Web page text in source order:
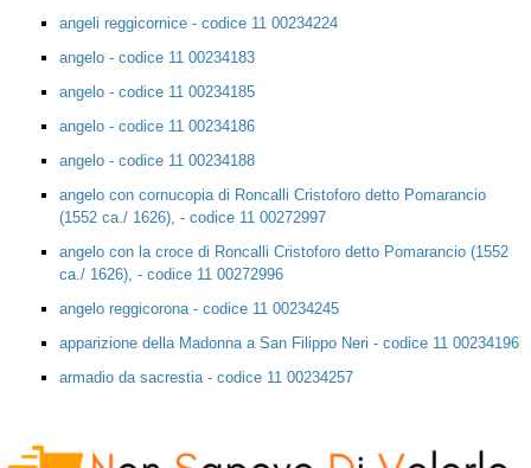
angeli reggicornice - codice 11 00234224
angelo - codice 11 00234183
angelo - codice 11 00234185
angelo - codice 11 00234186
angelo - codice 11 00234188
angelo con cornucopia di Roncalli Cristoforo detto Pomarancio
(1552 ca./ 1626), - codice 11 00272997
angelo con la croce di Roncalli Cristoforo detto Pomarancio (1552
ca./ 1626), - codice 11 00272996
angelo reggicorona - codice 11 00234245
apparizione della Madonna a San Filippo Neri - codice 11 00234196
armadio da sacrestia - codice 11 00234257